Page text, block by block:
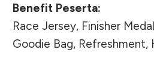
Benefit Peserta:
Race Jersey, Finisher
Goodie Bag, Refreshment,